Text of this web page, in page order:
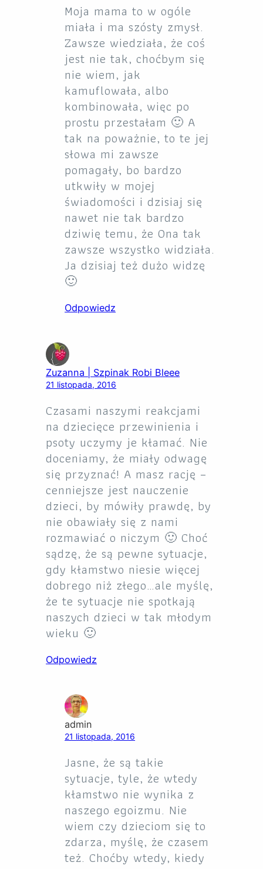
Moja mama to w ogóle
miała i ma szósty zmysł.
Zawsze wiedziała, że coś
jest nie tak, choćbym się
nie wiem, jak
kamuflowała, albo
kombinowała, więc po
prostu przestałam 🙂 A
tak na poważnie, to te jej
słowa mi zawsze
pomagały, bo bardzo
utkwiły w mojej
świadomości i dzisiaj się
nawet nie tak bardzo
dziwię temu, że Ona tak
zawsze wszystko widziała.
Ja dzisiaj też dużo widzę
🙂
Odpowiedz
Zuzanna | Szpinak Robi Bleee
21 listopada, 2016
Czasami naszymi reakcjami
na dziecięce przewinienia i
psoty uczymy je kłamać. Nie
doceniamy, że miały odwagę
się przyznać! A masz rację –
cenniejsze jest nauczenie
dzieci, by mówiły prawdę, by
nie obawiały się z nami
rozmawiać o niczym 🙂 Choć
sądzę, że są pewne sytuacje,
gdy kłamstwo niesie więcej
dobrego niż złego…ale myślę,
że te sytuacje nie spotkają
naszych dzieci w tak młodym
wieku 🙂
Odpowiedz
admin
21 listopada, 2016
Jasne, że są takie
sytuacje, tyle, że wtedy
kłamstwo nie wynika z
naszego egoizmu. Nie
wiem czy dzieciom się to
zdarza, myślę, że czasem
też. Choćby wtedy, kiedy